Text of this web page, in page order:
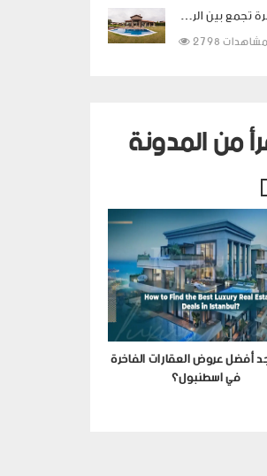
فيلا فاخرة تجمع بين الراحة والفخامة في قلب بيوك شكمجة
المشاهدات
من المدونة
أفضل عروض العقارات الفاخرة
في اسطنبول؟